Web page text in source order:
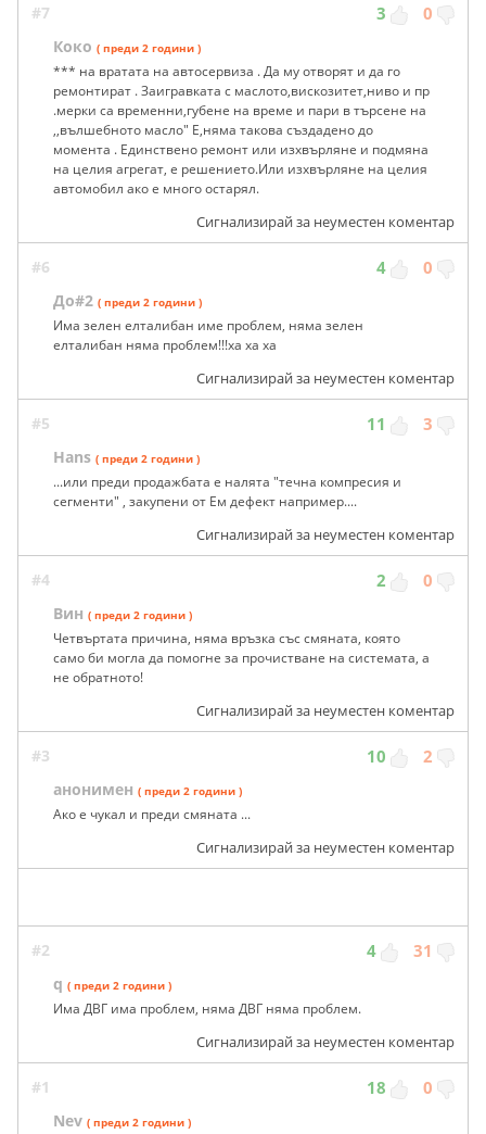
#7 3 0
Коко ( преди 2 години )
*** на вратата на автосервиза . Да му отворят и да го
ремонтират . Заигравката с маслото,вискозитет,ниво и пр
.мерки са временни,губене на време и пари в търсене на
,,вълшебното масло" Е,няма такова създадено до
момента . Единствено ремонт или изхвърляне и подмяна
на целия агрегат, е решението.Или изхвърляне на целия
автомобил ако е много остарял.
Сигнализирай за неуместен коментар
#6 4 0
До#2 ( преди 2 години )
Има зелен елталибан име проблем, няма зелен
елталибан няма проблем!!!ха ха ха
Сигнализирай за неуместен коментар
#5 11 3
Hans ( преди 2 години )
...или преди продажбата е налята "течна компресия и
сегменти" , закупени от Ем дефект например....
Сигнализирай за неуместен коментар
#4 2 0
Вин ( преди 2 години )
Четвъртата причина, няма връзка със смяната, която
само би могла да помогне за прочистване на системата, а
не обратното!
Сигнализирай за неуместен коментар
#3 10 2
анонимен ( преди 2 години )
Ако е чукал и преди смяната ...
Сигнализирай за неуместен коментар
#2 4 31
q ( преди 2 години )
Има ДВГ има проблем, няма ДВГ няма проблем.
Сигнализирай за неуместен коментар
#1 18 0
Nev ( преди 2 години )